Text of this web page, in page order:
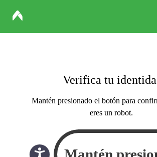
Verifica tu
Mantén presionado el botón para
eres un robot.